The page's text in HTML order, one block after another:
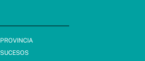
PROVINCIA
SUCESOS